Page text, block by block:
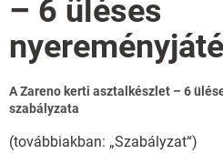
– 6 üléses
A Zareno kerti asztalkészlet – 6
szabályzata
(továbbiakban: „Szabályzat“)